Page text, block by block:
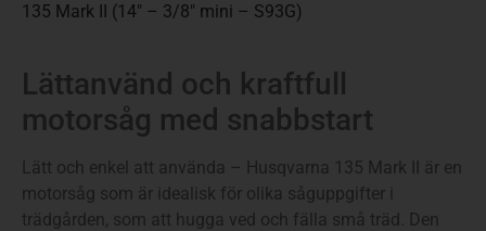
135 Mark II (14″ – 3/8″ mini – S93G)
Lättanvänd och kraftfull
motorsåg med snabbstart
Lätt och enkel att använda – Husqvarna 135 Mark II är en
motorsåg som är idealisk för olika såguppgifter i
trädgården, som att hugga ved och fälla små träd. Den